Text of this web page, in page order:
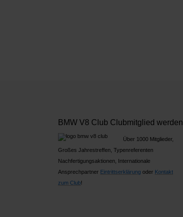
BMW V8 Club Clubmitglied werden
Über 1000 Mitglieder,
Großes Jahrestreffen, Typenreferenten
Nachfertigungsaktionen, Internationale
Ansprechpartner Eintrittserklärung oder Kontakt
zum Club!